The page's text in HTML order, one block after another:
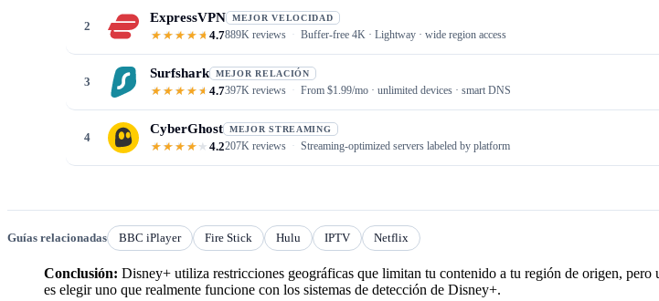
2
ExpressVPN MEJOR VELOCIDAD
4.7889K reviews Buffer-free 4K · Lightway · wide region access
3
Surfshark MEJOR RELACIÓN
4.7397K reviews From $1.99/mo · unlimited devices · smart DNS
4
CyberGhost MEJOR STREAMING
4.2207K reviews Streaming-optimized servers labeled by platform
Guías relacionadas BBC iPlayer Fire Stick Hulu IPTV Netflix
Conclusión: Disney+ utiliza restricciones geográficas que limitan tu contenido a tu región de origen,
es elegir uno que realmente funcione con los sistemas de detección de Disney+.